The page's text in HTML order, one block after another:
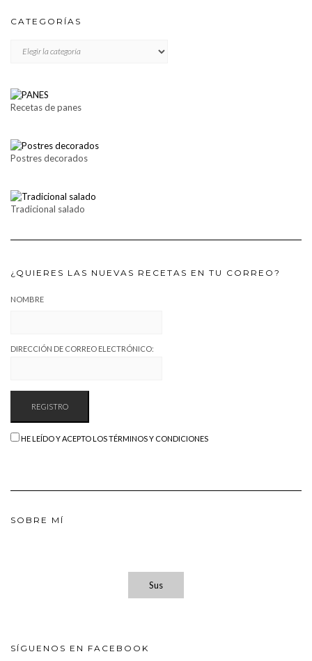
CATEGORÍAS
Recetas de panes
Postres decorados
Tradicional salado
¿QUIERES LAS NUEVAS RECETAS EN TU CORREO?
NOMBRE
DIRECCIÓN DE CORREO ELECTRÓNICO:
HE LEÍDO Y ACEPTO LOS TÉRMINOS Y CONDICIONES
SOBRE MÍ
Sus
SÍGUENOS EN FACEBOOK